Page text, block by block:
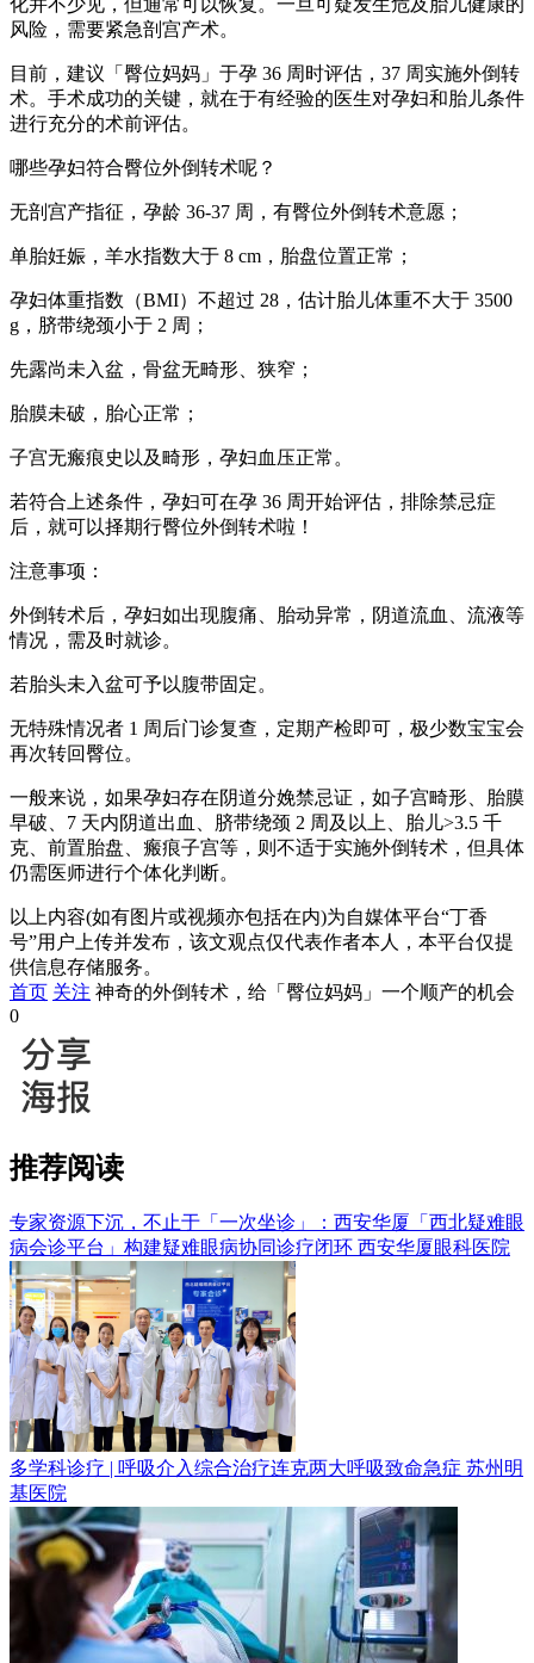
化并不少见，但通常可以恢复。一旦可疑发生危及胎儿健康的
风险，需要紧急剖宫产术。
目前，建议「臀位妈妈」于孕 36 周时评估，37 周实施外倒转
术。手术成功的关键，就在于有经验的医生对孕妇和胎儿条件
进行充分的术前评估。
哪些孕妇符合臀位外倒转术呢？
无剖宫产指征，孕龄 36-37 周，有臀位外倒转术意愿；
单胎妊娠，羊水指数大于 8 cm，胎盘位置正常；
孕妇体重指数（BMI）不超过 28，估计胎儿体重不大于 3500
g，脐带绕颈小于 2 周；
先露尚未入盆，骨盆无畸形、狭窄；
胎膜未破，胎心正常；
子宫无瘢痕史以及畸形，孕妇血压正常。
若符合上述条件，孕妇可在孕 36 周开始评估，排除禁忌症
后，就可以择期行臀位外倒转术啦！
注意事项：
外倒转术后，孕妇如出现腹痛、胎动异常，阴道流血、流液等
情况，需及时就诊。
若胎头未入盆可予以腹带固定。
无特殊情况者 1 周后门诊复查，定期产检即可，极少数宝宝会
再次转回臀位。
一般来说，如果孕妇存在阴道分娩禁忌证，如子宫畸形、胎膜
早破、7 天内阴道出血、脐带绕颈 2 周及以上、胎儿>3.5 千
克、前置胎盘、瘢痕子宫等，则不适于实施外倒转术，但具体
仍需医师进行个体化判断。
以上内容(如有图片或视频亦包括在内)为自媒体平台“丁香
号”用户上传并发布，该文观点仅代表作者本人，本平台仅提
供信息存储服务。
首页 关注 神奇的外倒转术，给「臀位妈妈」一个顺产的机会
0
推荐阅读
专家资源下沉，不止于「一次坐诊」：西安华厦「西北疑难眼
病会诊平台」构建疑难眼病协同诊疗闭环 西安华厦眼科医院
多学科诊疗 | 呼吸介入综合治疗连克两大呼吸致命急症 苏州明
基医院